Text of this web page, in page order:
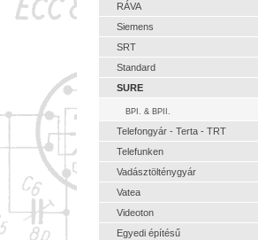
RÁVA
Siemens
SRT
Standard
SURE
BPI. & BPII.
Telefongyár - Terta - TRT
Telefunken
Vadásztölténygyár
Vatea
Videoton
Egyedi építésű